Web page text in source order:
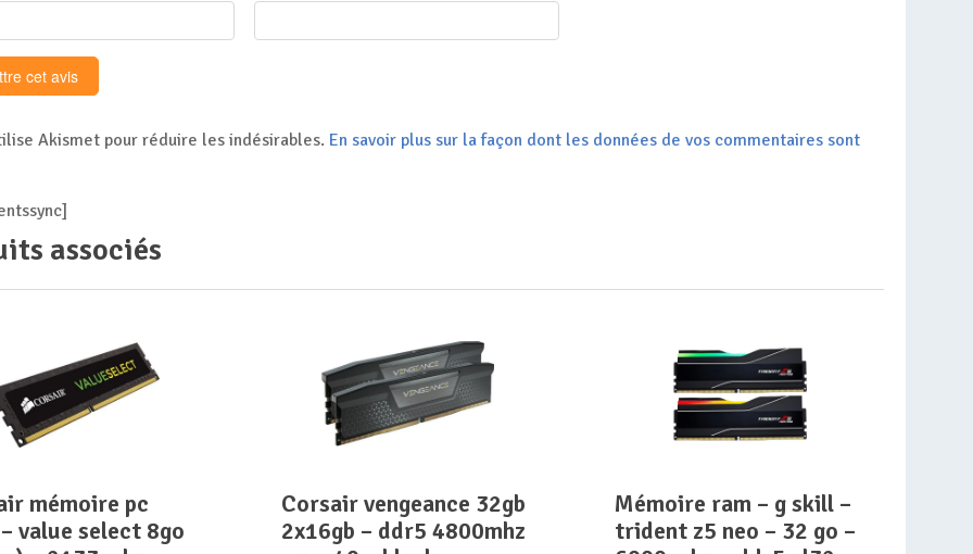
Akismet pour réduire les indésirables. En savoir plus sur la façon dont les données de vos commentaires sont
associés
value select 8go
corsair vengeance 32gb
2x16gb – ddr5 4800mhz
mémoire ram – g skill –
trident z5 neo – 32 go –